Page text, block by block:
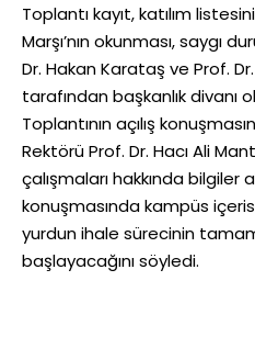
Toplantı kayıt, katılım
Marşı’nın okunması, saygı
Dr. Hakan Karataş ve Prof.
tarafından başkanlık divanı
Toplantının açılış
Rektörü Prof. Dr. Hacı Ali
çalışmaları hakkında bilgiler
konuşmasında kampüs
yurdun ihale sürecinin
başlayacağını söyledi.